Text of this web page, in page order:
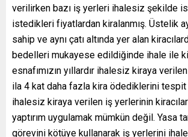
verilirken bazı iş yerleri ihalesiz şekilde
istedikleri fiyatlardan kiralanmış. Üstelik
sahip ve aynı çatı altında yer alan
bedelleri mukayese edildiğinde ihale ile
esnafımızın yıllardır ihalesiz kiraya
ila 4 kat daha fazla kira ödediklerini
ihalesiz kiraya verilen iş yerlerinin
yaptırım uygulamak mümkün değil. Yasa
görevini kötüye kullanarak iş yerlerini